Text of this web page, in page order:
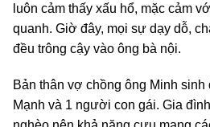
luôn cảm thấy xấu hổ, mặc cảm
quanh. Giờ đây, mọi sự dạy dỗ,
đều trông cậy vào ông bà nội.
Bản thân vợ chồng ông Minh
Mạnh và 1 người con gái. Gia